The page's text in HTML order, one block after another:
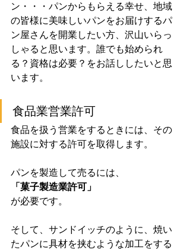
ン・・・パンからもらえる幸せ、地域
の皆様に美味しいパンをお届けするパ
ン屋さんを開業したい方、沢山いらっ
しゃると思います。誰でも始められ
る？資格は必要？をお話ししたいと思
います。
食品業営業許可
食品を扱う営業をするときには、その
施設に対する許可を取得します。
パンを製造して売るには、
「菓子製造業許可」
が必要です。
そして、サンドイッチのように、焼い
たパンに具材を挟むような加工をする